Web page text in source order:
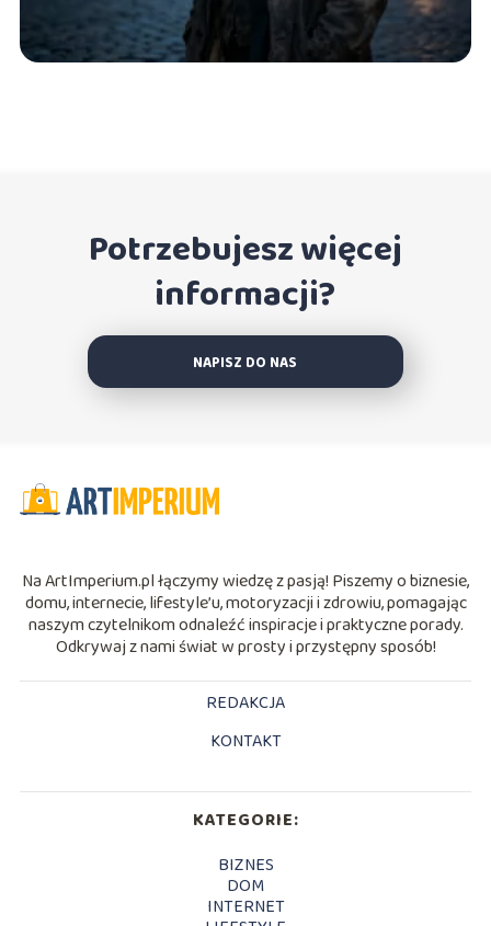
Potrzebujesz więcej
informacji?
NAPISZ DO NAS
Na ArtImperium.pl łączymy wiedzę z pasją! Piszemy o biznesie,
domu, internecie, lifestyle’u, motoryzacji i zdrowiu, pomagając
naszym czytelnikom odnaleźć inspiracje i praktyczne porady.
Odkrywaj z nami świat w prosty i przystępny sposób!
REDAKCJA
KONTAKT
KATEGORIE:
BIZNES
DOM
INTERNET